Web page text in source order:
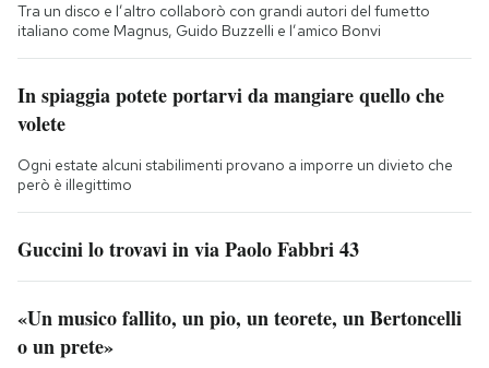
Tra un disco e l’altro collaborò con grandi autori del fumetto
italiano come Magnus, Guido Buzzelli e l’amico Bonvi
In spiaggia potete portarvi da mangiare quello che
volete
Ogni estate alcuni stabilimenti provano a imporre un divieto che
però è illegittimo
Guccini lo trovavi in via Paolo Fabbri 43
«Un musico fallito, un pio, un teorete, un Bertoncelli
o un prete»